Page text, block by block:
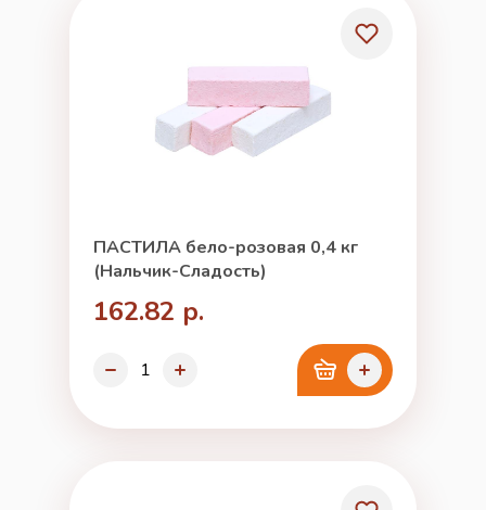
ПАСТИЛА бело-розовая 0,4 кг
(Нальчик-Сладость)
162.82 р.